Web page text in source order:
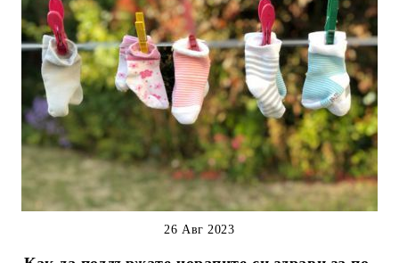
26 Авг 2023